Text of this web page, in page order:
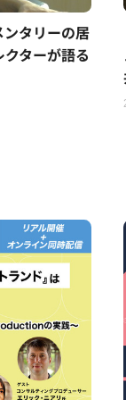
タリーの居
ターが語る